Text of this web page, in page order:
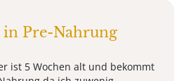
Pre-Nahrung
ist 5 Wochen alt und bekommt